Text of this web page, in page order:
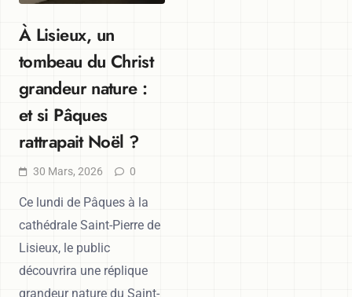
À Lisieux, un
tombeau du Christ
grandeur nature :
et si Pâques
rattrapait Noël ?
30 Mars, 2026 0
Ce lundi de Pâques à la
cathédrale Saint-Pierre de
Lisieux, le public
découvrira une réplique
grandeur nature du Saint-